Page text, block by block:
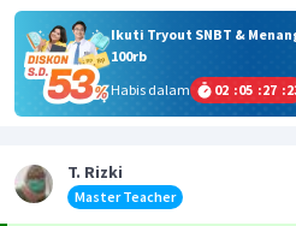
Ikuti Tryout SNBT &
100rb
Habis dalam
02 :05 :27 :
T. Rizki
Master Teacher